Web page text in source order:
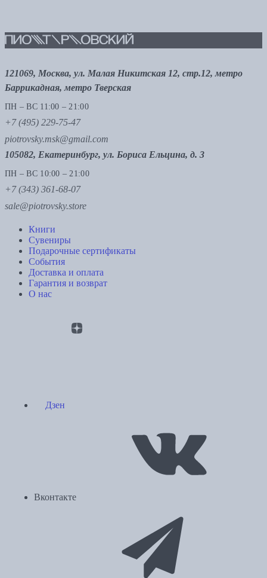
121069, Москва, ул. Малая Никитская 12, стр.12, метро
Баррикадная, метро Тверская
ПН – ВС 11:00 – 21:00
+7 (495) 229-75-47
piotrovsky.msk@gmail.com
105082, Екатеринбург, ул. Бориса Ельцина, д. 3
ПН – ВС 10:00 – 21:00
+7 (343) 361-68-07
sale@piotrovsky.store
Книги
Сувениры
Подарочные сертификаты
События
Доставка и оплата
Гарантия и возврат
О нас
Дзен
Вконтакте